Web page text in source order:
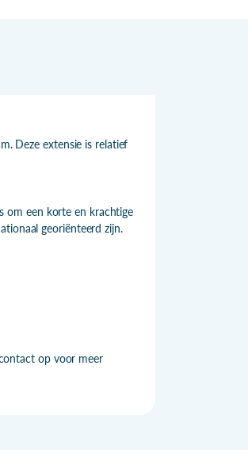
Deze extensie is relatief
om een korte en krachtige
georiënteerd zijn.
op voor meer